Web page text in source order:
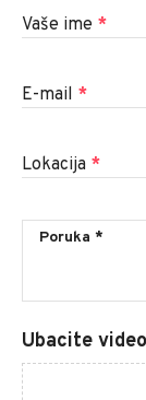
Vaše ime *
E-mail *
Lokacija *
Ubacite